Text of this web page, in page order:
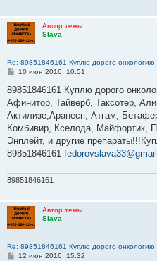
Автор темы
Slava
Re: 89851846161 Куплю дорого
С
о
щ
е
и
е
10 июн 2016, 10:51
89851846161 Куплю дорого
Афинитор, Тайверб, Таксотер,
Актилизе,Аранесп, Атгам,
Комбивир, Кселода, Майфортик,
Энплейт, и другие
89851846161
89851846161
Автор темы
Slava
Re: 89851846161 Куплю дорого
С12 июн 2016, 15:32